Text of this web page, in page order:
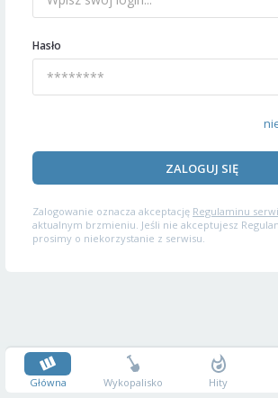
Hasło
ZALOGUJ SIĘ
Zalogowanie oznacza akceptację Regulaminu
aktualnym brzmieniu. Jeśli nie akceptujesz
prosimy o niekorzystanie z serwisu.
Główna Wykopalisko Hity